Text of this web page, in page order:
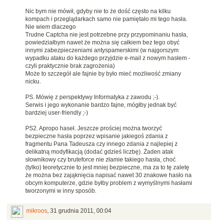
Nic bym nie mówił, gdyby nie to że dość często na kilku
kompach i przeglądarkach samo nie pamiętało mi tego hasła.
Nie wiem dlaczego
Trudne Captcha nie jest potrzebne przy przypominaniu hasła,
powiedziałbym nawet że można się całkiem bez tego obyć
innymi zabezpieczeniami antyspamerskimi (w najgorszym
wypadku ataku do każdego przyjdzie e-mail z nowym hasłem -
czyli praktycznie brak zagrożenia)
Może to szczegół ale fajnie by było mieć możliwość zmiany
nicku.
PS. Mówię z perspektywy Informatyka z zawodu ;-).
Serwis i jego wykonanie bardzo fajne, mógłby jednak być
bardziej user-friendly ;-)
PS2. Apropo haseł. Jeszcze prościej można tworzyć
bezpieczne hasła poprzez wpisanie jakiegoś zdania z
fragmentu Pana Tadeusza czy innego zdania z najlepiej z
delikatną modyfikacją (dodać gdzieś liczbę). Żaden atak
słownikowy czy bruteforce nie złamie takiego hasła, choć
(tylko) teoretycznie to jest mniej bezpieczne, ma za to tę zaletę
że można bez zająknięcia napisać nawet 30 znakowe hasło na
obcym komputerze, gdzie byłby problem z wymyślnymi hasłami
tworzonymi w inny sposób.
mikroos, 31 grudnia 2011, 00:04